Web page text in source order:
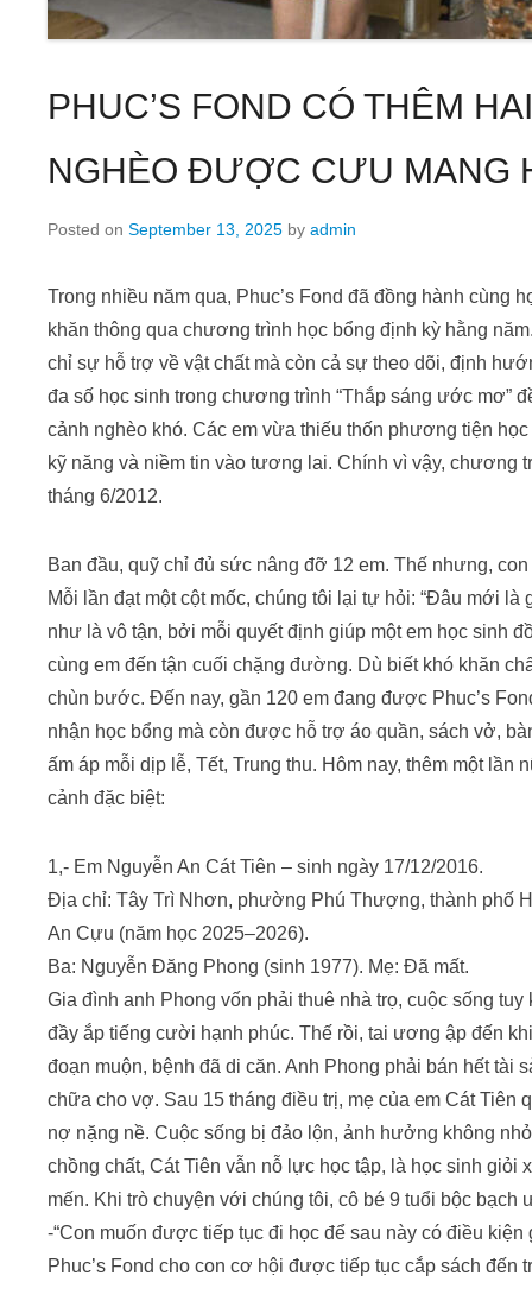
PHUC’S FOND CÓ THÊM
NGHÈO ĐƯỢC CƯU MANG
Posted on September 13, 2025 by admin
Trong nhiều năm qua, Phuc’s Fond đã đồng hành cùng
khăn thông qua chương trình học bổng định kỳ hằng
chỉ sự hỗ trợ về vật chất mà còn cả sự theo dõi, định
đa số học sinh trong chương trình “Thắp sáng ước mơ”
cảnh nghèo khó. Các em vừa thiếu thốn phương tiện
kỹ năng và niềm tin vào tương lai. Chính vì vậy, chương
tháng 6/2012.
Ban đầu, quỹ chỉ đủ sức nâng đỡ 12 em. Thế nhưng,
Mỗi lần đạt một cột mốc, chúng tôi lại tự hỏi: “Đâu mới
như là vô tận, bởi mỗi quyết định giúp một em học sinh
cùng em đến tận cuối chặng đường. Dù biết khó khăn
chùn bước. Đến nay, gần 120 em đang được Phuc’s
nhận học bổng mà còn được hỗ trợ áo quần, sách vở,
ấm áp mỗi dịp lễ, Tết, Trung thu. Hôm nay, thêm một lần
cảnh đặc biệt:
1,- Em Nguyễn An Cát Tiên – sinh ngày 17/12/2016.
Địa chỉ: Tây Trì Nhơn, phường Phú Thượng, thành phố
An Cựu (năm học 2025–2026).
Ba: Nguyễn Đăng Phong (sinh 1977). Mẹ: Đã mất.
Gia đình anh Phong vốn phải thuê nhà trọ, cuộc sống
đầy ắp tiếng cười hạnh phúc. Thế rồi, tai ương ập đến
đoạn muộn, bệnh đã di căn. Anh Phong phải bán hết tài
chữa cho vợ. Sau 15 tháng điều trị, mẹ của em Cát Tiên
nợ nặng nề. Cuộc sống bị đảo lộn, ảnh hưởng không
chồng chất, Cát Tiên vẫn nỗ lực học tập, là học sinh giỏi
mến. Khi trò chuyện với chúng tôi, cô bé 9 tuổi bộc bạch
-“Con muốn được tiếp tục đi học để sau này có điều
Phuc’s Fond cho con cơ hội được tiếp tục cắp sách đến